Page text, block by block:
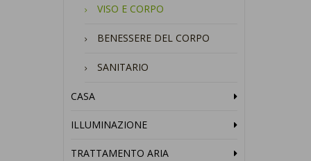
VISO E CORPO
BENESSERE DEL CORPO
SANITARIO
CASA
ILLUMINAZIONE
TRATTAMENTO ARIA